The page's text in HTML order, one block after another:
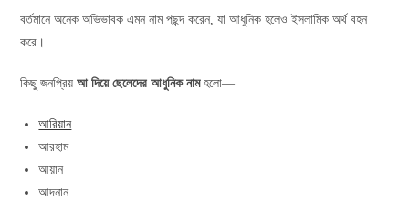
বর্তমানে অনেক অভিভাবক এমন নাম পছন্দ করেন, যা আধুনিক হলেও ইসলামিক অর্থ বহন
করে।
কিছু জনপ্রিয়আ দিয়ে ছেলেদের আধুনিক নামহলো—
আরিয়ান
আরহাম
আয়ান
আদনান